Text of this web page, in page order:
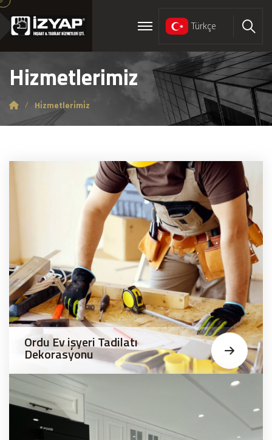
Türkçe Ara
Hizmetlerimiz
Hi̇zmetleri̇mi̇z
Ordu Ev işyeri Tadilatı
Dekorasyonu